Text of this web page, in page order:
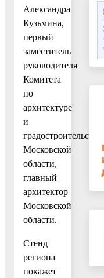
Александра
Кузьмина,
первый
заместитель
руководителя
Комитета
по
архитектуре
и
градостроительству
Московской
области,
главный
архитектор
Московской
области.
Стенд
региона
покажет